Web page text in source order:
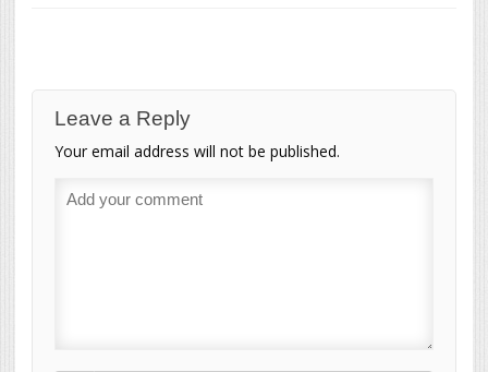
Leave a Reply
Your email address will not be published.